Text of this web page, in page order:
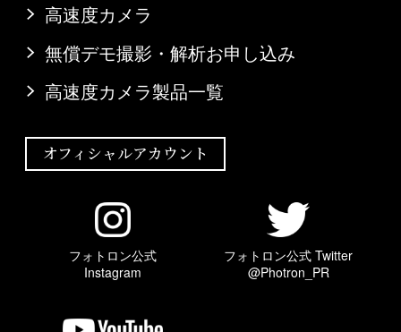
高速度カメラ
無償デモ撮影・解析お申し込み
高速度カメラ製品一覧
オフィシャルアカウント
フォトロン公式
Instagram
フォトロン公式 Twitter
@Photron_PR